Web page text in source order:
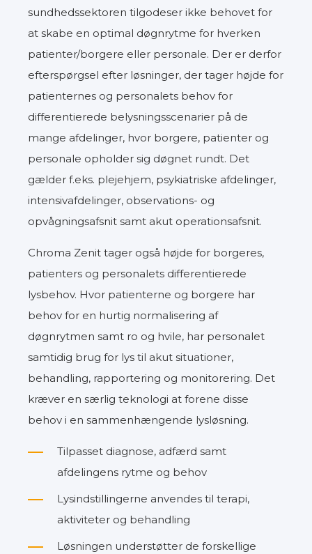
sundhedssektoren tilgodeser ikke behovet for
at skabe en optimal døgnrytme for hverken
patienter/borgere eller personale. Der er derfor
efterspørgsel efter løsninger, der tager højde for
patienternes og personalets behov for
differentierede belysningsscenarier på de
mange afdelinger, hvor borgere, patienter og
personale opholder sig døgnet rundt. Det
gælder f.eks. plejehjem, psykiatriske afdelinger,
intensivafdelinger, observations- og
opvågningsafsnit samt akut operationsafsnit.
Chroma Zenit tager også højde for borgeres,
patienters og personalets differentierede
lysbehov. Hvor patienterne og borgere har
behov for en hurtig normalisering af
døgnrytmen samt ro og hvile, har personalet
samtidig brug for lys til akut situationer,
behandling, rapportering og monitorering. Det
kræver en særlig teknologi at forene disse
behov i en sammenhængende lysløsning.
Tilpasset diagnose, adfærd samt
afdelingens rytme og behov
Lysindstillingerne anvendes til terapi,
aktiviteter og behandling
Løsningen understøtter de forskellige